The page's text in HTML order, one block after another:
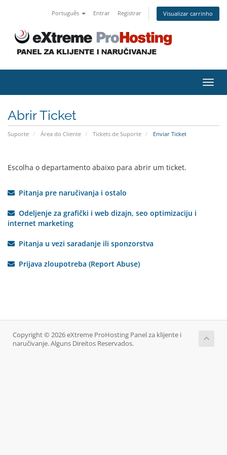
Português Entrar Registrar Visualizar carrinho
Abrir Ticket
Suporte Área do Cliente Tickets de Suporte Enviar Ticket
Escolha o departamento abaixo para abrir um ticket.
Pitanja pre naručivanja i ostalo
Odeljenje za grafički i web dizajn, seo optimizaciju i
internet marketing
Pitanja u vezi saradanje ili sponzorstva
Prijava zloupotreba (Report Abuse)
Copyright © 2026 eXtreme ProHosting Panel za klijente i
naručivanje. Alguns Direitos Reservados.